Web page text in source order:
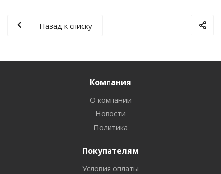
Назад к списку
Компания
О компании
Новости
Политика
Покупателям
Условия оплаты